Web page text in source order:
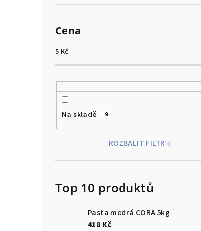
Cena
5 Kč
Na skladě 9
ROZBALIT FILTR
Top 10 produktů
Pasta modrá CORA 5kg
418 Kč